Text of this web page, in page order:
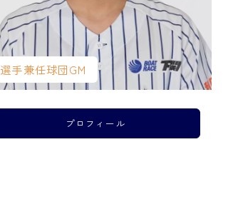
選手兼任球団GM
プロフィール